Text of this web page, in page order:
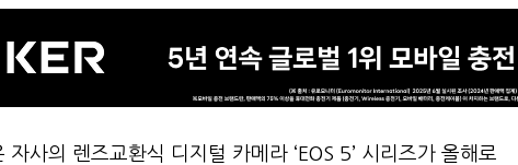
사의 렌즈교환식 디지털 카메라 ‘EOS 5’ 시리즈가 올해로